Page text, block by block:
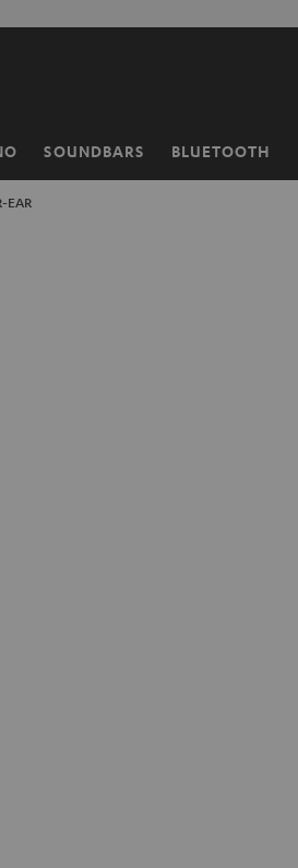
SOUNDBARS BLUETOOTH
EAR